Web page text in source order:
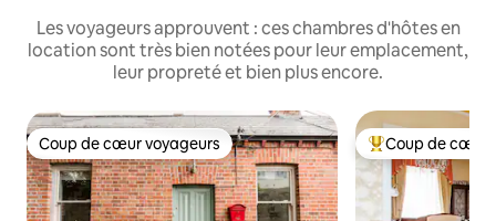
Les voyageurs approuvent : ces chambres d'hôtes en
location sont très bien notées pour leur emplacement,
leur propreté et bien plus encore.
Coup de cœur voyageurs
Coup de cœur voyageurs Coups de cœur
Coup de cœur